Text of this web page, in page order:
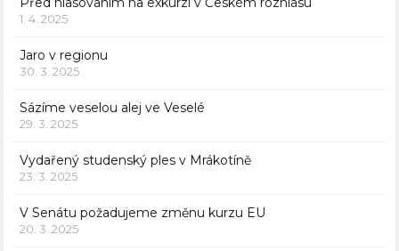
1. 4. 2025
Jaro v regionu
30. 3. 2025
Sázíme veselou alej ve Veselé
29. 3. 2025
Vydařený studenský ples v Mrákotíně
23. 3. 2025
V Senátu požadujeme změnu kurzu EU
20. 3. 2025